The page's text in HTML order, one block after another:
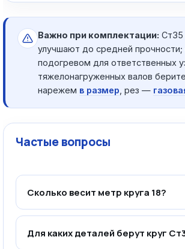
Важно при комплектации: Ст35
улучшают до средней прочности;
подогревом для ответственных
тяжелонагруженных валов
нарежем в размер , рез —
Частые вопросы
Сколько весит метр круга 18?
Для каких деталей берут круг